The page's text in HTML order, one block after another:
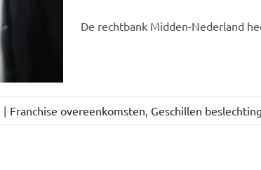
De rechtbank Midden-Nederland
| Franchise overeenkomsten, Geschillen beslechting